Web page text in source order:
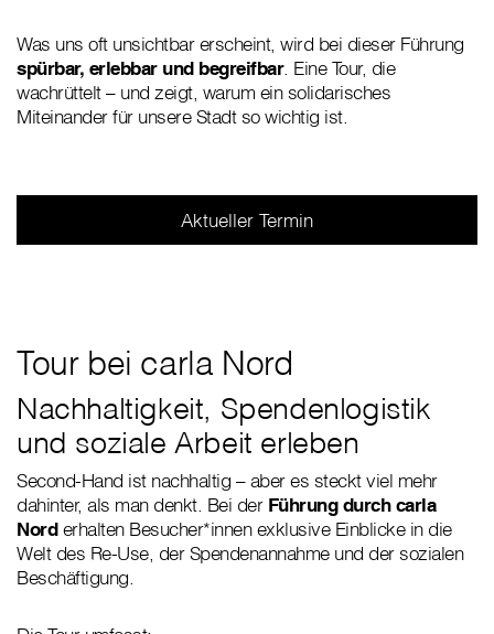
Was uns oft unsichtbar erscheint, wird bei dieser Führung
spürbar, erlebbar und begreifbar. Eine Tour, die
wachrüttelt – und zeigt, warum ein solidarisches
Miteinander für unsere Stadt so wichtig ist.
Aktueller Termin
Tour bei carla Nord
Nachhaltigkeit, Spendenlogistik
und soziale Arbeit erleben
Second-Hand ist nachhaltig – aber es steckt viel mehr
dahinter, als man denkt. Bei der Führung durch carla
Norderhalten Besucher*innen exklusive Einblicke in die
Welt des Re-Use, der Spendenannahme und der sozialen
Beschäftigung.